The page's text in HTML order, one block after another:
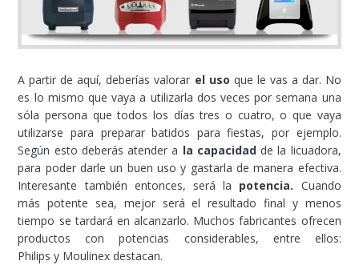
A partir de aquí, deberías valorar el uso que le vas a dar. No
es lo mismo que vaya a utilizarla dos veces por semana una
sóla persona que todos los días tres o cuatro, o que vaya
utilizarse para preparar batidos para fiestas, por ejemplo.
Según esto deberás atender a la capacidadde la licuadora,
para poder darle un buen uso y gastarla de manera efectiva.
Interesante también entonces, será la potencia. Cuando
más potente sea, mejor será el resultado final y menos
tiempo se tardará en alcanzarlo. Muchos fabricantes ofrecen
productos con potencias considerables, entre ellos:
Philips y Moulinex destacan.